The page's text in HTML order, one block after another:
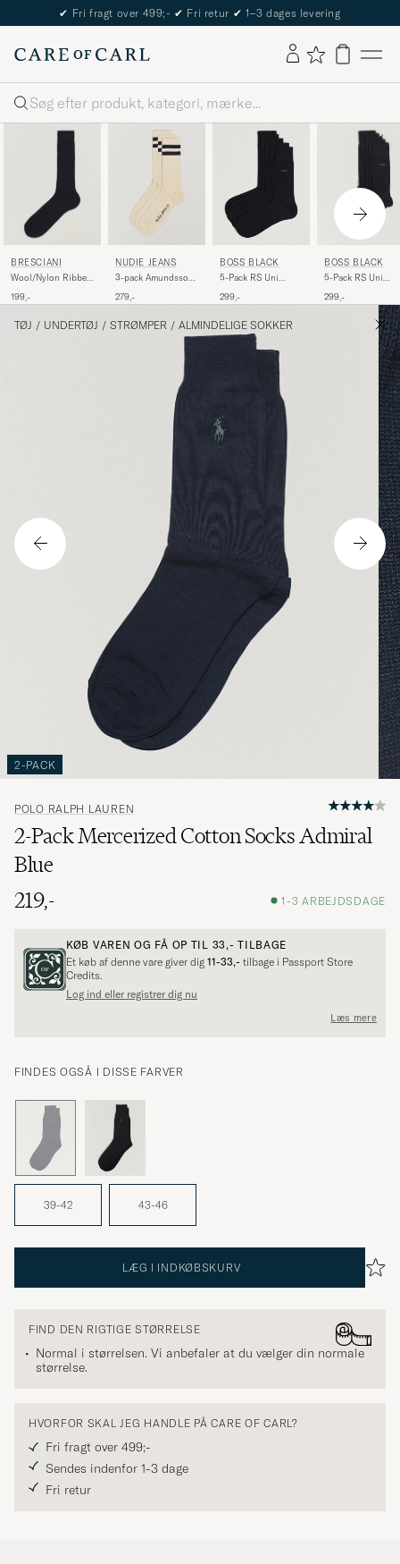
✔ Fri fragt over 499;- ✔ Fri retur ✔ 1–3 dages levering
Søg
BRESCIANI
Wool/Nylon Ribbed
199,-
NUDIE JEANS
3-pack Amundsson
White/Navy
279,-
BOSS BLACK
5-Pack RS Uni
299,-
BOSS BLACK
5-Pack RS Uni
299,-
TØJ / UNDERTØJ / STRØMPER / ALMINDELIGE SOKKER
2-PACK
POLO RALPH LAUREN
2-Pack Mercerized Cotton Socks Admiral
Blue
219,-
1-3 ARBEJDSDAGE
KØB VAREN OG FÅ OP TIL 33,- TILBAGE
Et køb af denne vare giver dig 11-33,- tilbage i Passport Store
Credits.
Log ind eller registrer dig nu
Læs mere
FINDES OGSÅ I DISSE FARVER
39-42 43-46
LÆG I INDKØBSKURV
FIND DEN RIGTIGE STØRRELSE
Normal i størrelsen. Vi anbefaler at du vælger din normale
størrelse.
HVORFOR SKAL JEG HANDLE PÅ CARE OF CARL?
Fri fragt over 499;-
Sendes indenfor 1-3 dage
Fri retur